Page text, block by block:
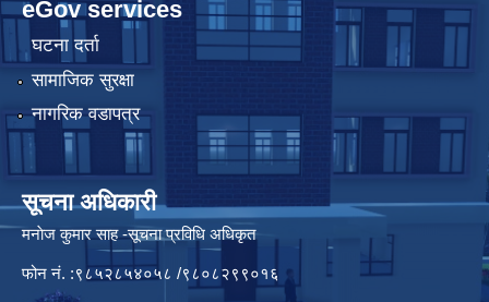
eGov services
घटना दर्ता
सामाजिक सुरक्षा
नागरिक वडापत्र
सूचना अधिकारी
मनाेज कुमार साह -सूचना प्रविधि अधिकृत
फोन नं. :९८५२८५४०५८ /९८०८२९९०१६